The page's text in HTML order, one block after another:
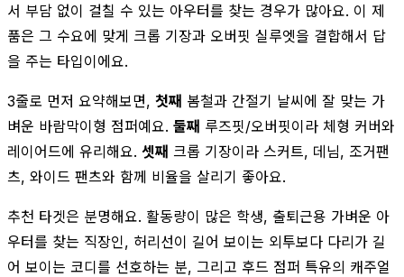
서 부담 없이 걸칠 수 있는 아우터를 찾는 경우가 많아요. 이 제
품은 그 수요에 맞게 크롭 기장과 오버핏 실루엣을 결합해서 답
을 주는 타입이에요.
3줄로 먼저 요약해보면, 첫째 봄철과 간절기 날씨에 잘 맞는 가
벼운 바람막이형 점퍼예요. 둘째 루즈핏/오버핏이라 체형 커버와
레이어드에 유리해요. 셋째 크롭 기장이라 스커트, 데님, 조거팬
츠, 와이드 팬츠와 함께 비율을 살리기 좋아요.
추천 타겟은 분명해요. 활동량이 많은 학생, 출퇴근용 가벼운 아
우터를 찾는 직장인, 허리선이 길어 보이는 외투보다 다리가 길
어 보이는 코디를 선호하는 분, 그리고 후드 점퍼 특유의 캐주얼